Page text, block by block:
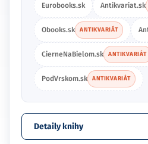
Eurobooks.sk Antikvariat.sk
Obooks.sk ANTIKVARIÁT
CierneNaBielom.sk ANTIKVARIÁT
PodVrskom.sk ANTIKVARIÁT
Detaily knihy